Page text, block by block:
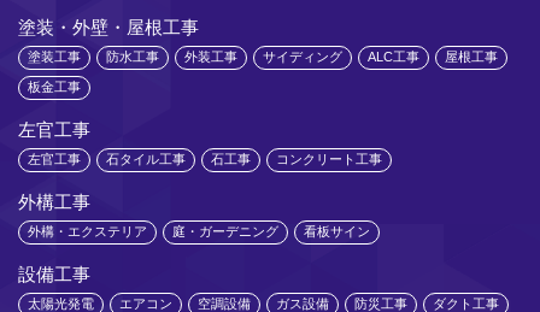
塗装・外壁・屋根工事
塗装工事 防水工事 外装工事 サイディング ALC工事 屋根工事
板金工事
左官工事
左官工事 石タイル工事 石工事 コンクリート工事
外構工事
外構・エクステリア 庭・ガーデニング 看板サイン
設備工事
太陽光発電 エアコン 空調設備 ガス設備 防災工事 ダクト工事